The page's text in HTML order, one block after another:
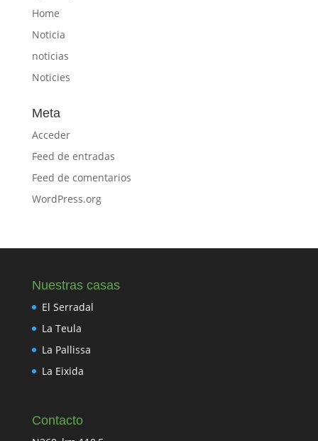
Home
Noticia
noticias
Noticies
Meta
Acceder
Feed de entradas
Feed de comentarios
WordPress.org
Nuestras casas
El Serradal
La Teula
La Pallissa
La Eixida
Contacto